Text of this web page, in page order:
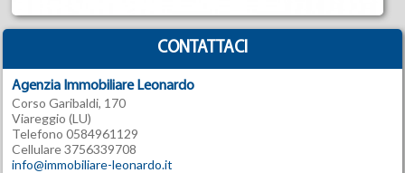
CONTATTACI
Agenzia Immobiliare Leonardo
Corso Garibaldi, 170
Viareggio (LU)
Telefono 0584961129
Cellulare 3756339708
info@immobiliare-leonardo.it